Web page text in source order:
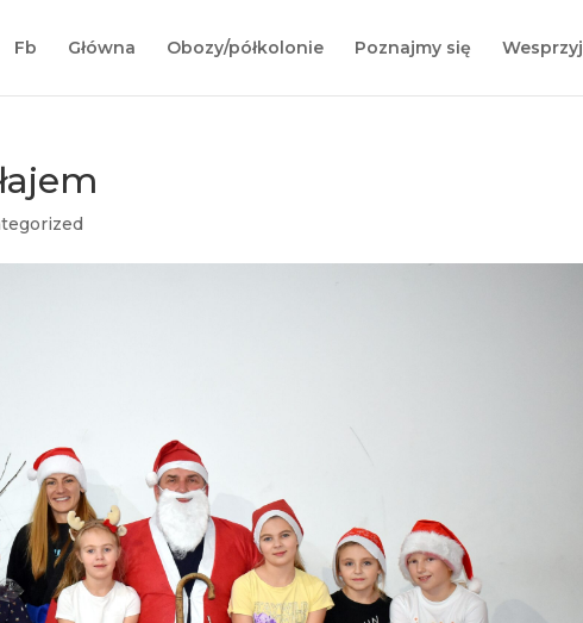
Fb Główna Obozy/półkolonie Poznajmy się Wesprzyj